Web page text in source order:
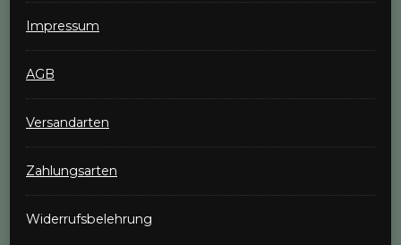
Impressum
AGB
Versandarten
Zahlungsarten
Widerrufsbelehrung